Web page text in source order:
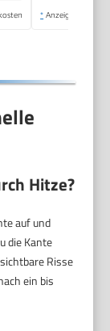
* Anzeige
Hitze?
auf und
die Kante
Risse
ein bis